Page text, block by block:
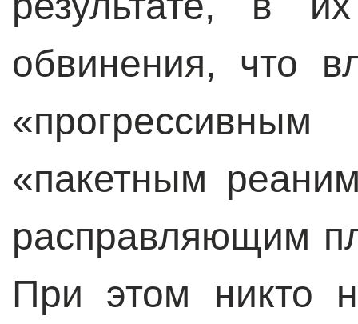
обвинения, что
«пакетным
расправляющим
При этом никто